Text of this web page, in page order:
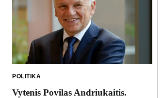
POLITIKA
Vytenis Povilas Andriukaitis.